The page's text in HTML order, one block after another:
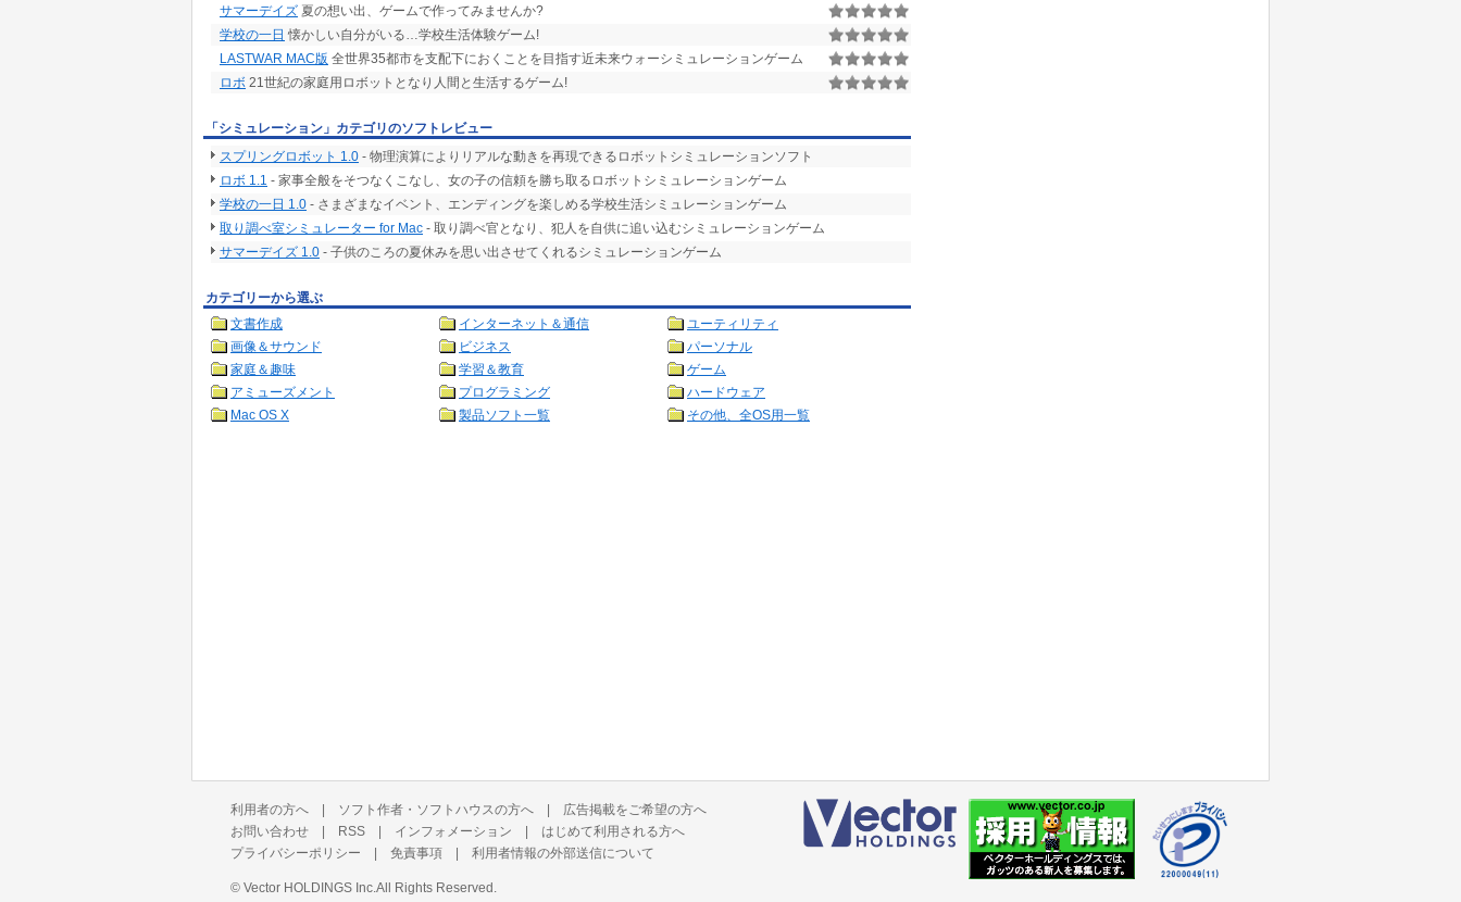
サマーデイズ 夏の想い出、ゲームで作ってみませんか?
学校の一日 懐かしい自分がいる…学校生活体験ゲーム!
LASTWAR MAC版 全世界35都市を支配下におくことを目指す近未来ウォーシミュレーションゲーム
ロボ 21世紀の家庭用ロボットとなり人間と生活するゲーム!
「シミュレーション」カテゴリのソフトレビュー
スプリングロボット 1.0 - 物理演算によりリアルな動きを再現できるロボットシミュレーションソフト
ロボ 1.1 - 家事全般をそつなくこなし、女の子の信頼を勝ち取るロボットシミュレーションゲーム
学校の一日 1.0 - さまざまなイベント、エンディングを楽しめる学校生活シミュレーションゲーム
取り調べ室シミュレーター for Mac - 取り調べ官となり、犯人を自供に追い込むシミュレーションゲーム
サマーデイズ 1.0 - 子供のころの夏休みを思い出させてくれるシミュレーションゲーム
カテゴリーから選ぶ
文書作成
インターネット＆通信
ユーティリティ
画像＆サウンド
ビジネス
パーソナル
家庭＆趣味
学習＆教育
ゲーム
アミューズメント
プログラミング
ハードウェア
Mac OS X
製品ソフト一覧 その他、全OS用一覧
利用者の方へ | ソフト作者・ソフトハウスの方へ | 広告掲載をご希望の方へ
お問い合わせ | RSS | インフォメーション | はじめて利用される方へ
プライバシーポリシー | 免責事項 | 利用者情報の外部送信について
© Vector HOLDINGS Inc. All Rights Reserved.